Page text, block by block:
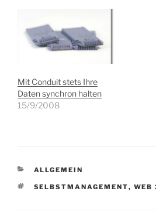
dem Rechner sitze, nutze
ich das vorzügliche kleine
einen kleinen Timer in
meiner Arbeitstasche mit
mir herum. Das…
Mit Conduit stets Ihre
Daten synchron halten
15/9/2008
KATEGORIEN
ALLGEMEIN
SCHLAGWÖRTER
SELBSTMANAGEMENT, WEB